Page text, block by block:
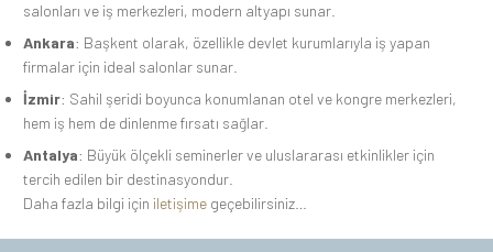
salonları ve iş merkezleri, modern altyapı sunar.
Ankara: Başkent olarak, özellikle devlet kurumlarıyla iş yapan
firmalar için ideal salonlar sunar.
İzmir: Sahil şeridi boyunca konumlanan otel ve kongre merkezleri,
hem iş hem de dinlenme fırsatı sağlar.
Antalya: Büyük ölçekli seminerler ve uluslararası etkinlikler için
tercih edilen bir destinasyondur.
Daha fazla bilgi için iletişime geçebilirsiniz…